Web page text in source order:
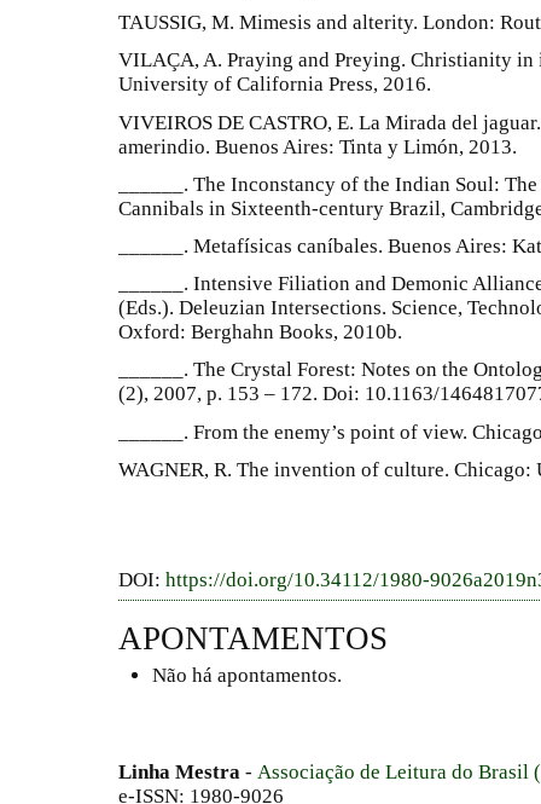
TAUSSIG, M. Mimesis and alterity. London:
VILAÇA, A. Praying and Preying. Christianity in
University of California Press, 2016.
VIVEIROS DE CASTRO, E. La Mirada del
amerindio. Buenos Aires: Tinta y Limón, 2013.
______. The Inconstancy of the Indian Soul:
Cannibals in Sixteenth-century Brazil,
______. Metafísicas caníbales. Buenos Aires:
______. Intensive Filiation and Demonic
(Eds.). Deleuzian Intersections. Science,
Oxford: Berghahn Books, 2010b.
______. The Crystal Forest: Notes on the
(2), 2007, p. 153 – 172. Doi: 10.1163/
______. From the enemy’s point of view.
WAGNER, R. The invention of culture. Chicago:
DOI: https://doi.org/10.34112/1980-
APONTAMENTOS
Não há apontamentos.
Linha Mestra - Associação de Leitura do Brasil
e-ISSN: 1980-9026